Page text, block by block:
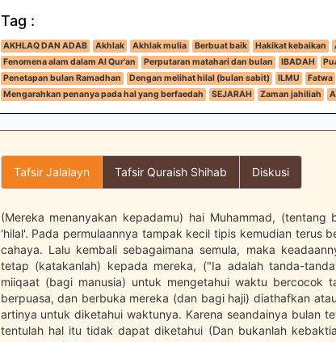
Tag :
AKHLAQ DAN ADAB Akhlak Akhlak mulia Berbuat baik Hakikat kebaikan
Fenomena alam dalam Al Qur'an
Perputaran matahari dan bulan IBADAH
Penetapan bulan Ramadhan
Dengan melihat hilal (bulan sabit) ILMU Fatwa
Mengarahkan penanya pada hal yang berfaedah
SEJARAH Zaman jahiliah
Tafsir Jalalayn Tafsir Quraish Shihab Diskusi
(Mereka menanyakan kepadamu) hai Muhammad, (tentang
'hilal'. Pada permulaannya tampak kecil tipis kemudian terus
cahaya. Lalu kembali sebagaimana semula, maka
tetap (katakanlah) kepada mereka, ("Ia adalah tanda-
miiqaat (bagi manusia) untuk mengetahui waktu bercocok
berpuasa, dan berbuka mereka (dan bagi haji) diathafkan
artinya untuk diketahui waktunya. Karena seandainya bulan
tentulah hal itu tidak dapat diketahui (Dan bukanlah